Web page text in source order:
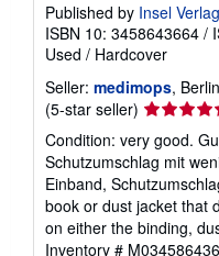
Published by Insel Verlag
ISBN 10: 3458643664 /
Used / Hardcover
Seller: medimops,
(5-star seller) Seller
5
out
of
5
stars
Condition: very good.
Schutzumschlag mit
Einband,
book or dust jacket that
on either the binding,
Inventory #